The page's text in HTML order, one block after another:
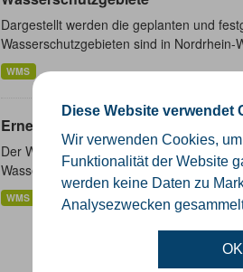
Diese Website verwendet
Wir verwenden Cookies,
Funktionalität der Website
werden keine Daten zu
Analysezwecken
OK
Dargestellt werden die geplanten und
Wasserschutzgebieten sind in Nordrhein-
WMS
Erneuerbare Energien NRW
Der WMS-Dienst Erneuerbare Energien
Wasserkraft und Windkraft dar. Darüber
WMS